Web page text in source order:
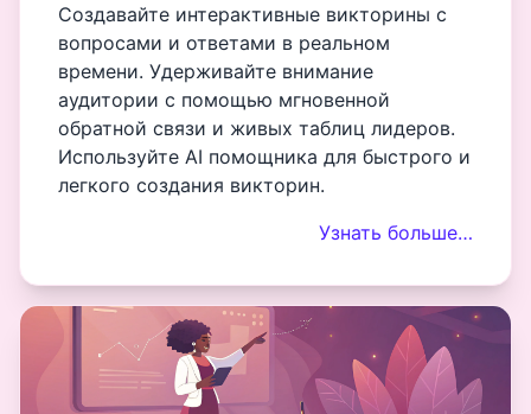
Создавайте интерактивные викторины с
вопросами и ответами в реальном
времени. Удерживайте внимание
аудитории с помощью мгновенной
обратной связи и живых таблиц лидеров.
Используйте AI помощника для быстрого и
легкого создания викторин.
Узнать больше…